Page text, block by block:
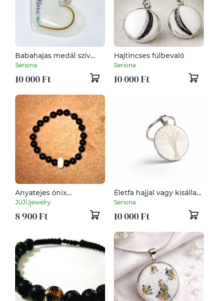
Babahajas medál szív
motívummal
Seriona
10 000 Ft
Hajtincses fülbevaló
Seriona
10 000 Ft
Anyatejes ónix
ásványkarkötő
JUJUjewelry
8 900 Ft
Életfa hajjal vagy kisállat
szőrrel készült kulstartó
Seriona
10 000 Ft